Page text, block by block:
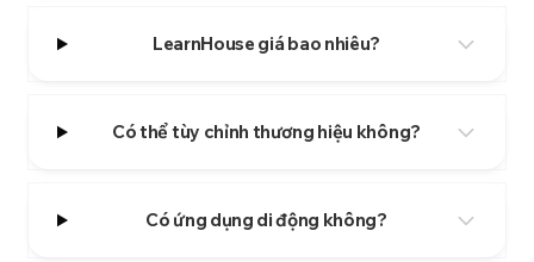
LearnHouse giá bao nhiêu?
Có thể tùy chỉnh thương hiệu không?
Có ứng dụng di động không?